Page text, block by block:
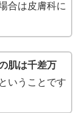
合は皮膚科に
肌は千差万
いうことです